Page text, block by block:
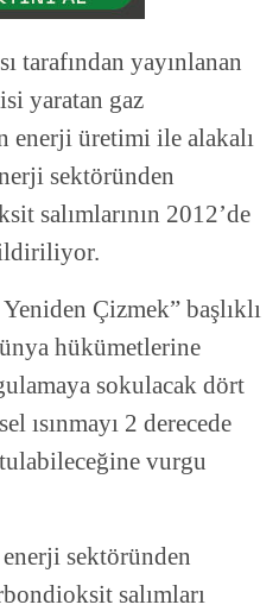
tarafından yayınlanan
yaratan gaz
enerji üretimi ile alakalı
sektöründen
salımlarının 2012’de
Çizmek” başlıklı
hükümetlerine
sokulacak dört
ısınmayı 2 derecede
vurgu
sektöründen
salımları